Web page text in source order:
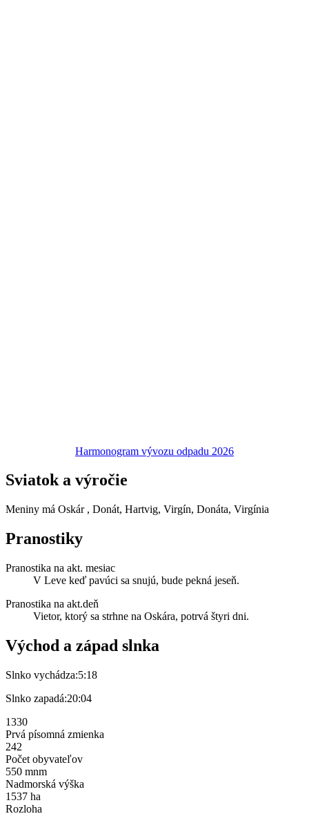
Harmonogram vývozu odpadu 2026
Sviatok a výročie
Meniny má Oskár , Donát, Hartvig, Virgín, Donáta, Virgínia
Pranostiky
Pranostika na akt. mesiac
V Leve keď pavúci sa snujú, bude pekná jeseň.
Pranostika na akt.deň
Vietor, ktorý sa strhne na Oskára, potrvá štyri dni.
Východ a západ slnka
Slnko vychádza:5:18
Slnko zapadá:20:04
1330
Prvá písomná zmienka
242
Počet obyvateľov
550 mnm
Nadmorská výška
1537 ha
Rozloha